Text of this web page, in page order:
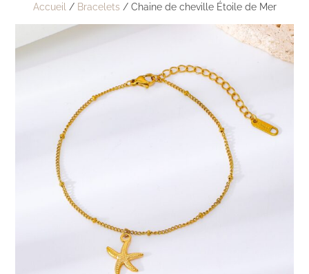
Accueil / Bracelets / Chaine de cheville Étoile de Mer